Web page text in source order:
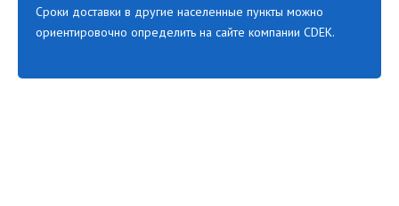
Сроки доставки в другие населенные пункты можно
ориентировочно определить на сайте компании CDEK.